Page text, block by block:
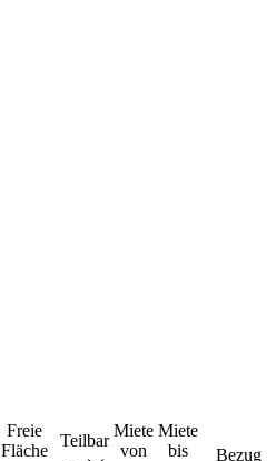
Freie
Fläche
Teilbar
Miete
von
Miete
bis
Bezug